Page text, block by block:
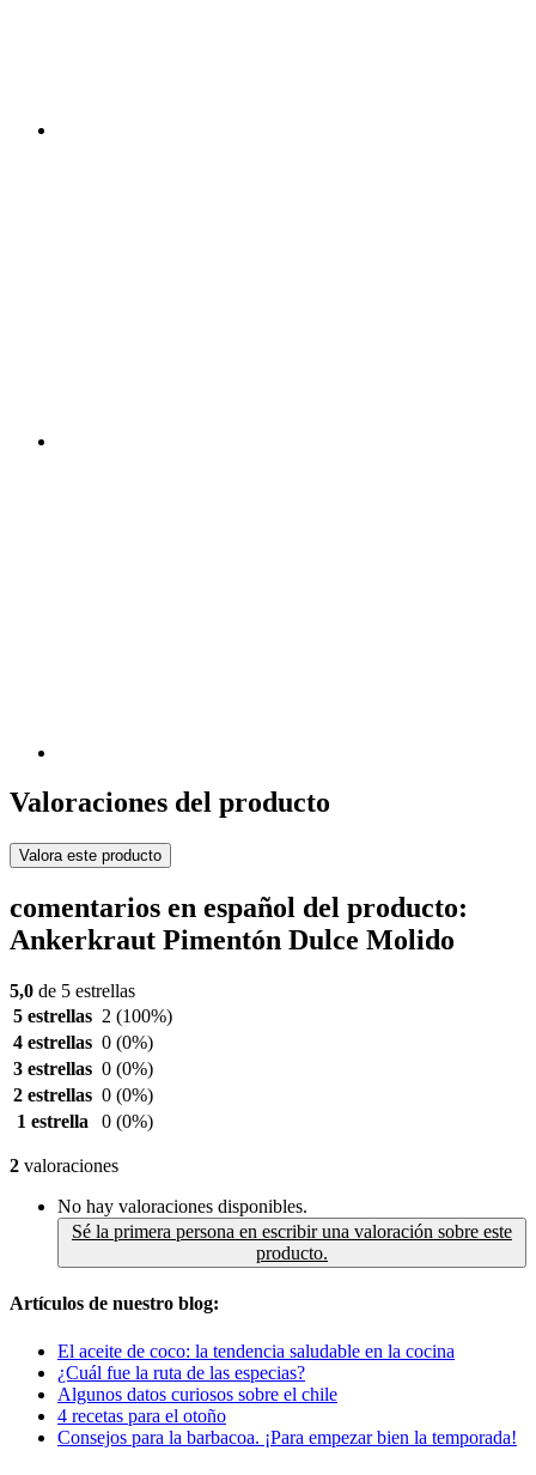
Valoraciones del producto
Valora este producto
comentarios en español del producto:
Ankerkraut Pimentón Dulce Molido
5,0 de 5 estrellas
5 estrellas 2 (100%)
4 estrellas 0 (0%)
3 estrellas 0 (0%)
2 estrellas 0 (0%)
1 estrella
0 (0%)
2 valoraciones
No hay valoraciones disponibles.
Sé la primera persona en escribir una valoración sobre este
producto.
Artículos de nuestro blog:
El aceite de coco: la tendencia saludable en la cocina
¿Cuál fue la ruta de las especias?
Algunos datos curiosos sobre el chile
4 recetas para el otoño
Consejos para la barbacoa. ¡Para empezar bien la temporada!